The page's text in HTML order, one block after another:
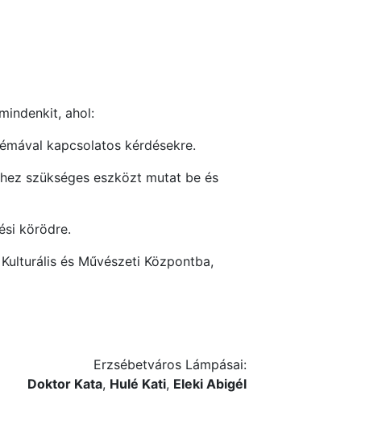
ahol:
kapcsolatos kérdésekre.
szükséges eszközt mutat be és
körödre.
és Művészeti Központba,
Erzsébetváros Lámpásai:
Doktor Kata, Hulé Kati, Eleki Abigél